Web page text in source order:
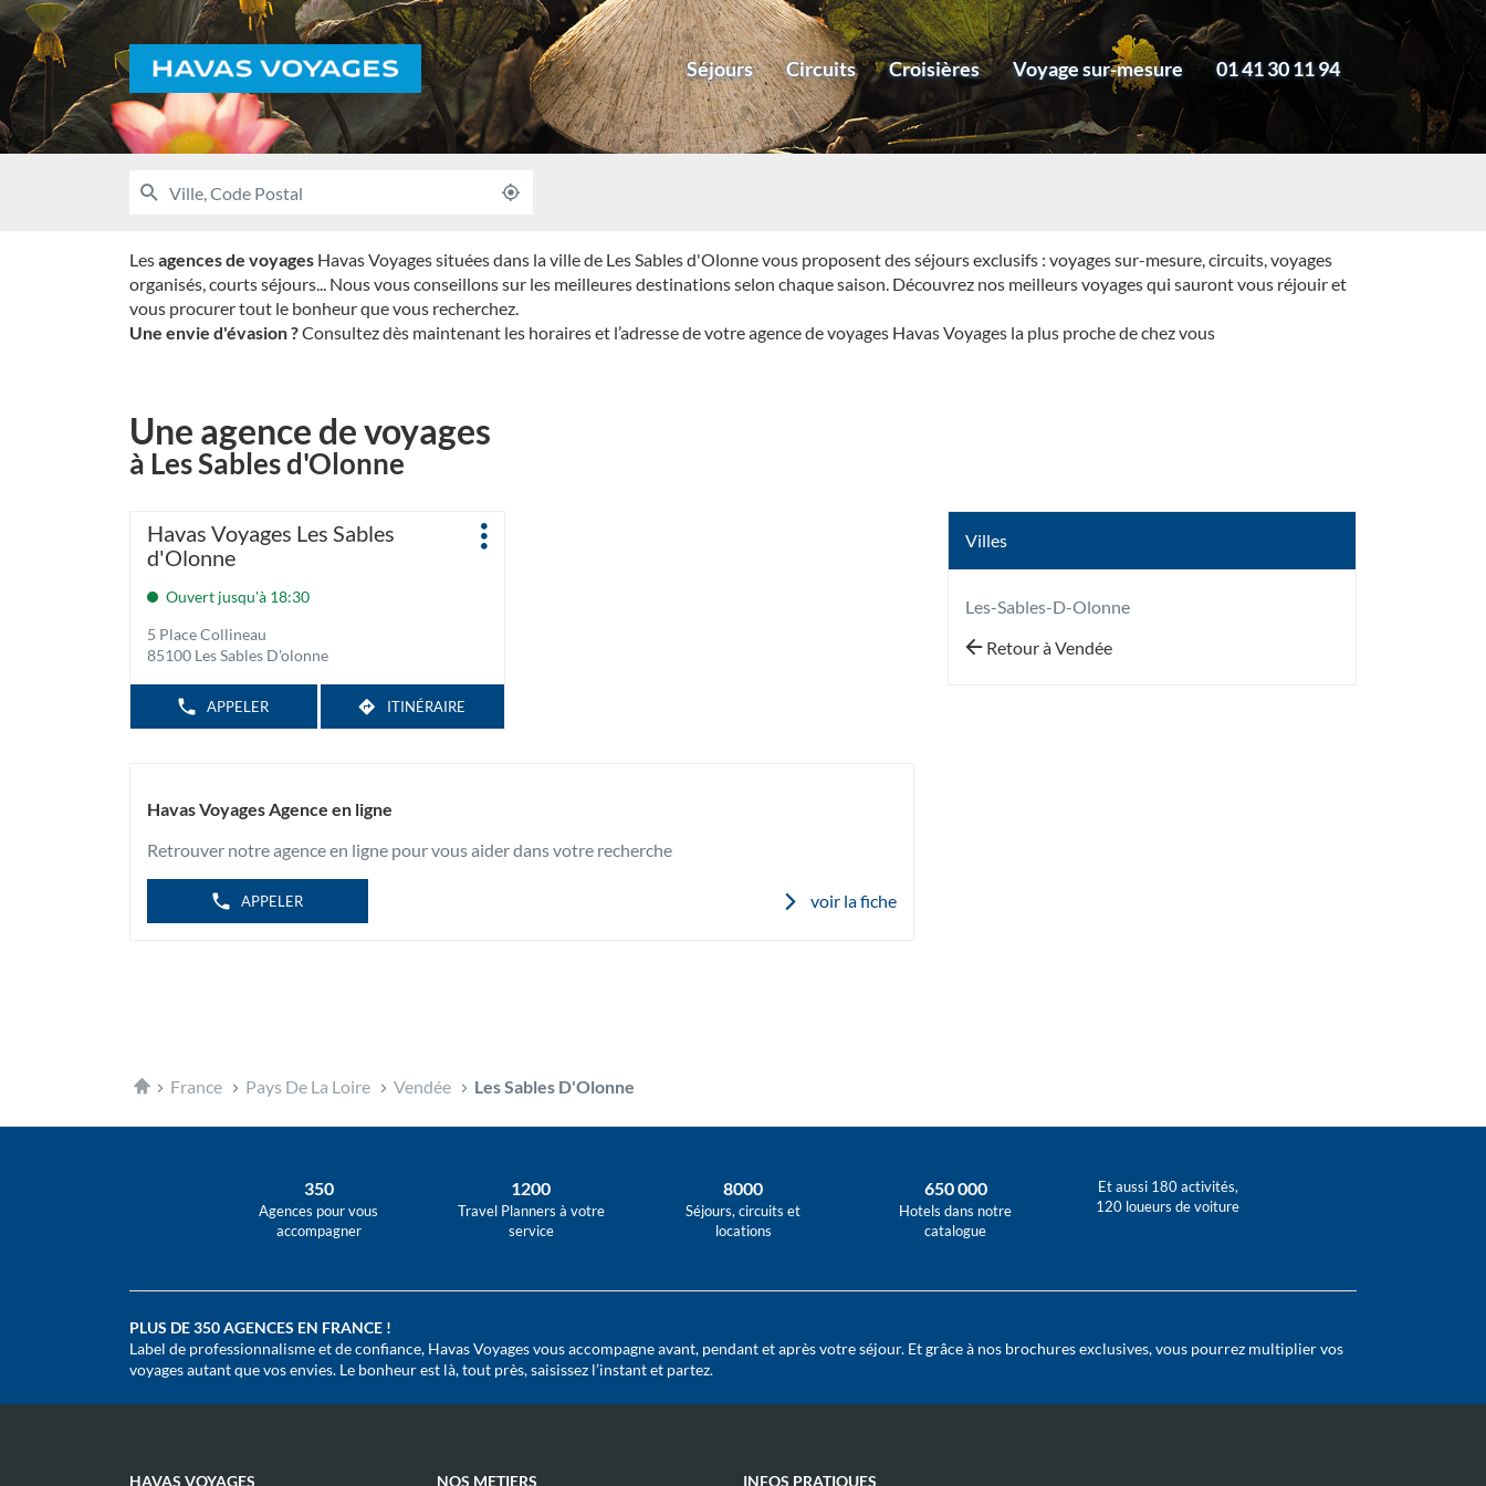
Séjours Circuits Croisières Voyage sur-mesure 01 41 30 11 94
Voyages
Ville,
Postal
À
,
HAVAS
VOYAGES
RECHERCHER
UNE
Lesagences de voyages Havas Voyages situées dans la ville de Les Sables d'Olonne vous proposent des séjours exclusifs : voyages sur-mesure, circuits, voyages
organisés, courts séjours... Nous vous conseillons sur les meilleures destinations selon chaque saison. Découvrez nos meilleurs voyages qui sauront vous réjouir et
vous procurer tout le bonheur que vous recherchez.
Une envie d'évasion ?Consultez dès maintenant les horaires et l’adresse de votre agence de voyages Havas Voyages la plus proche de chez vous
Une agence de voyages
à Les Sables d'Olonne
Villes
Les-Sables-D-Olonne
Retour à Vendée
Appuyer
sur
touche
pour
obtenir
Agence
:
Havas Voyages Les Sables
d'Olonne
Ouvert jusqu'à 18:30
5 Place Collineau
85100 Les Sables D'olonne
APPELER
AFFICHER
LE
L'AGENCE
HAVAS
LES
D'OLONNE
ITINÉRAIRE
JUSQU'À
L'AGENCE
Plus
Havas Voyages Agence en ligne
Retrouver notre agence en ligne pour vous aider dans votre recherche
APPELER voir la fiche
AccueilFrance Pays De La Loire Vendée Les Sables D'Olonne
350
Agences pour vous
accompagner
1200
Travel Planners à votre
service
8000
Séjours, circuits et
locations
650 000
Hotels dans notre
catalogue
Et aussi 180 activités,
120 loueurs de voiture
PLUS DE 350 AGENCES EN FRANCE !
Label de professionnalisme et de confiance, Havas Voyages vous accompagne avant, pendant et après votre séjour. Et grâce à nos brochures exclusives, vous pourrez multiplier vos
voyages autant que vos envies. Le bonheur est là, tout près, saisissez l’instant et partez.
HAVAS VOYAGES NOS METIERS INFOS PRATIQUES